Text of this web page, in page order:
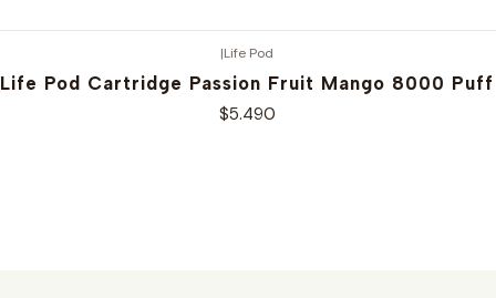
|Life Pod
Life Pod Cartridge Passion Fruit Mango 8000 Puff
$5.490